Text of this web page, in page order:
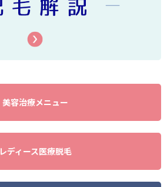
美容治療メニュー
レディース医療脱毛